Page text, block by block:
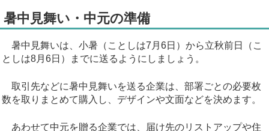
暑中見舞い・中元の準備
暑中見舞いは、小暑（ことしは7月6日）から立秋前日（こ
としは8月6日）までに送るようにしましょう。
取引先などに暑中見舞いを送る企業は、部署ごとの必要枚
数を取りまとめて購入し、デザインや文面などを決めます。
あわせて中元を贈る企業では、届け先のリストアップや住